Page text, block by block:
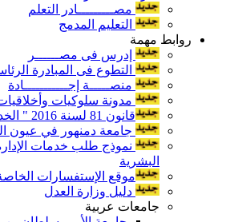
مصـــــــــادر التعلم
التعليم المدمج
روابط مهمة
إدرس فى مصــــــر
التطوع فى المبادرة
منصـــــة إجـــــــــــادة
مدونة سلوكيات
قانون 81 لسنة 2016 " الخدمة المدنيــة "
جامعة دمنهور في عيون
نموذج طلب خدمات
البشرية
موقع الإستفسارات
دليل وزارة العدل
جامعات عربية